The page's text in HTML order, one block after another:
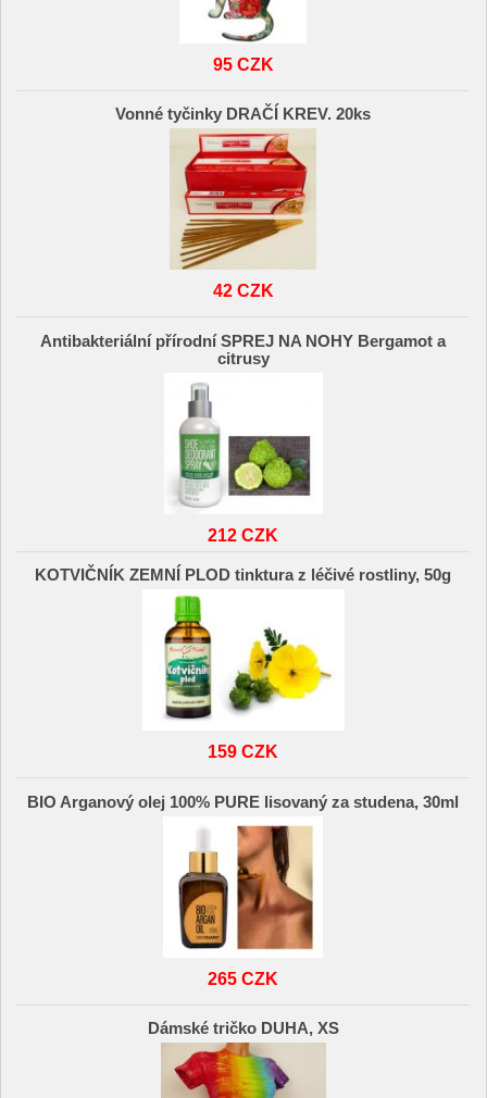
95 CZK
Vonné tyčinky DRAČÍ KREV. 20ks
42 CZK
Antibakteriální přírodní SPREJ NA NOHY Bergamot a
citrusy
212 CZK
KOTVIČNÍK ZEMNÍ PLOD tinktura z léčivé rostliny, 50g
159 CZK
BIO Arganový olej 100% PURE lisovaný za studena, 30ml
265 CZK
Dámské tričko DUHA, XS